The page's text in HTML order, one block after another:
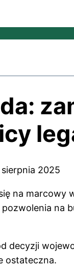
sierpnia 2025
na marcowy
na
decyzji
ostateczna.